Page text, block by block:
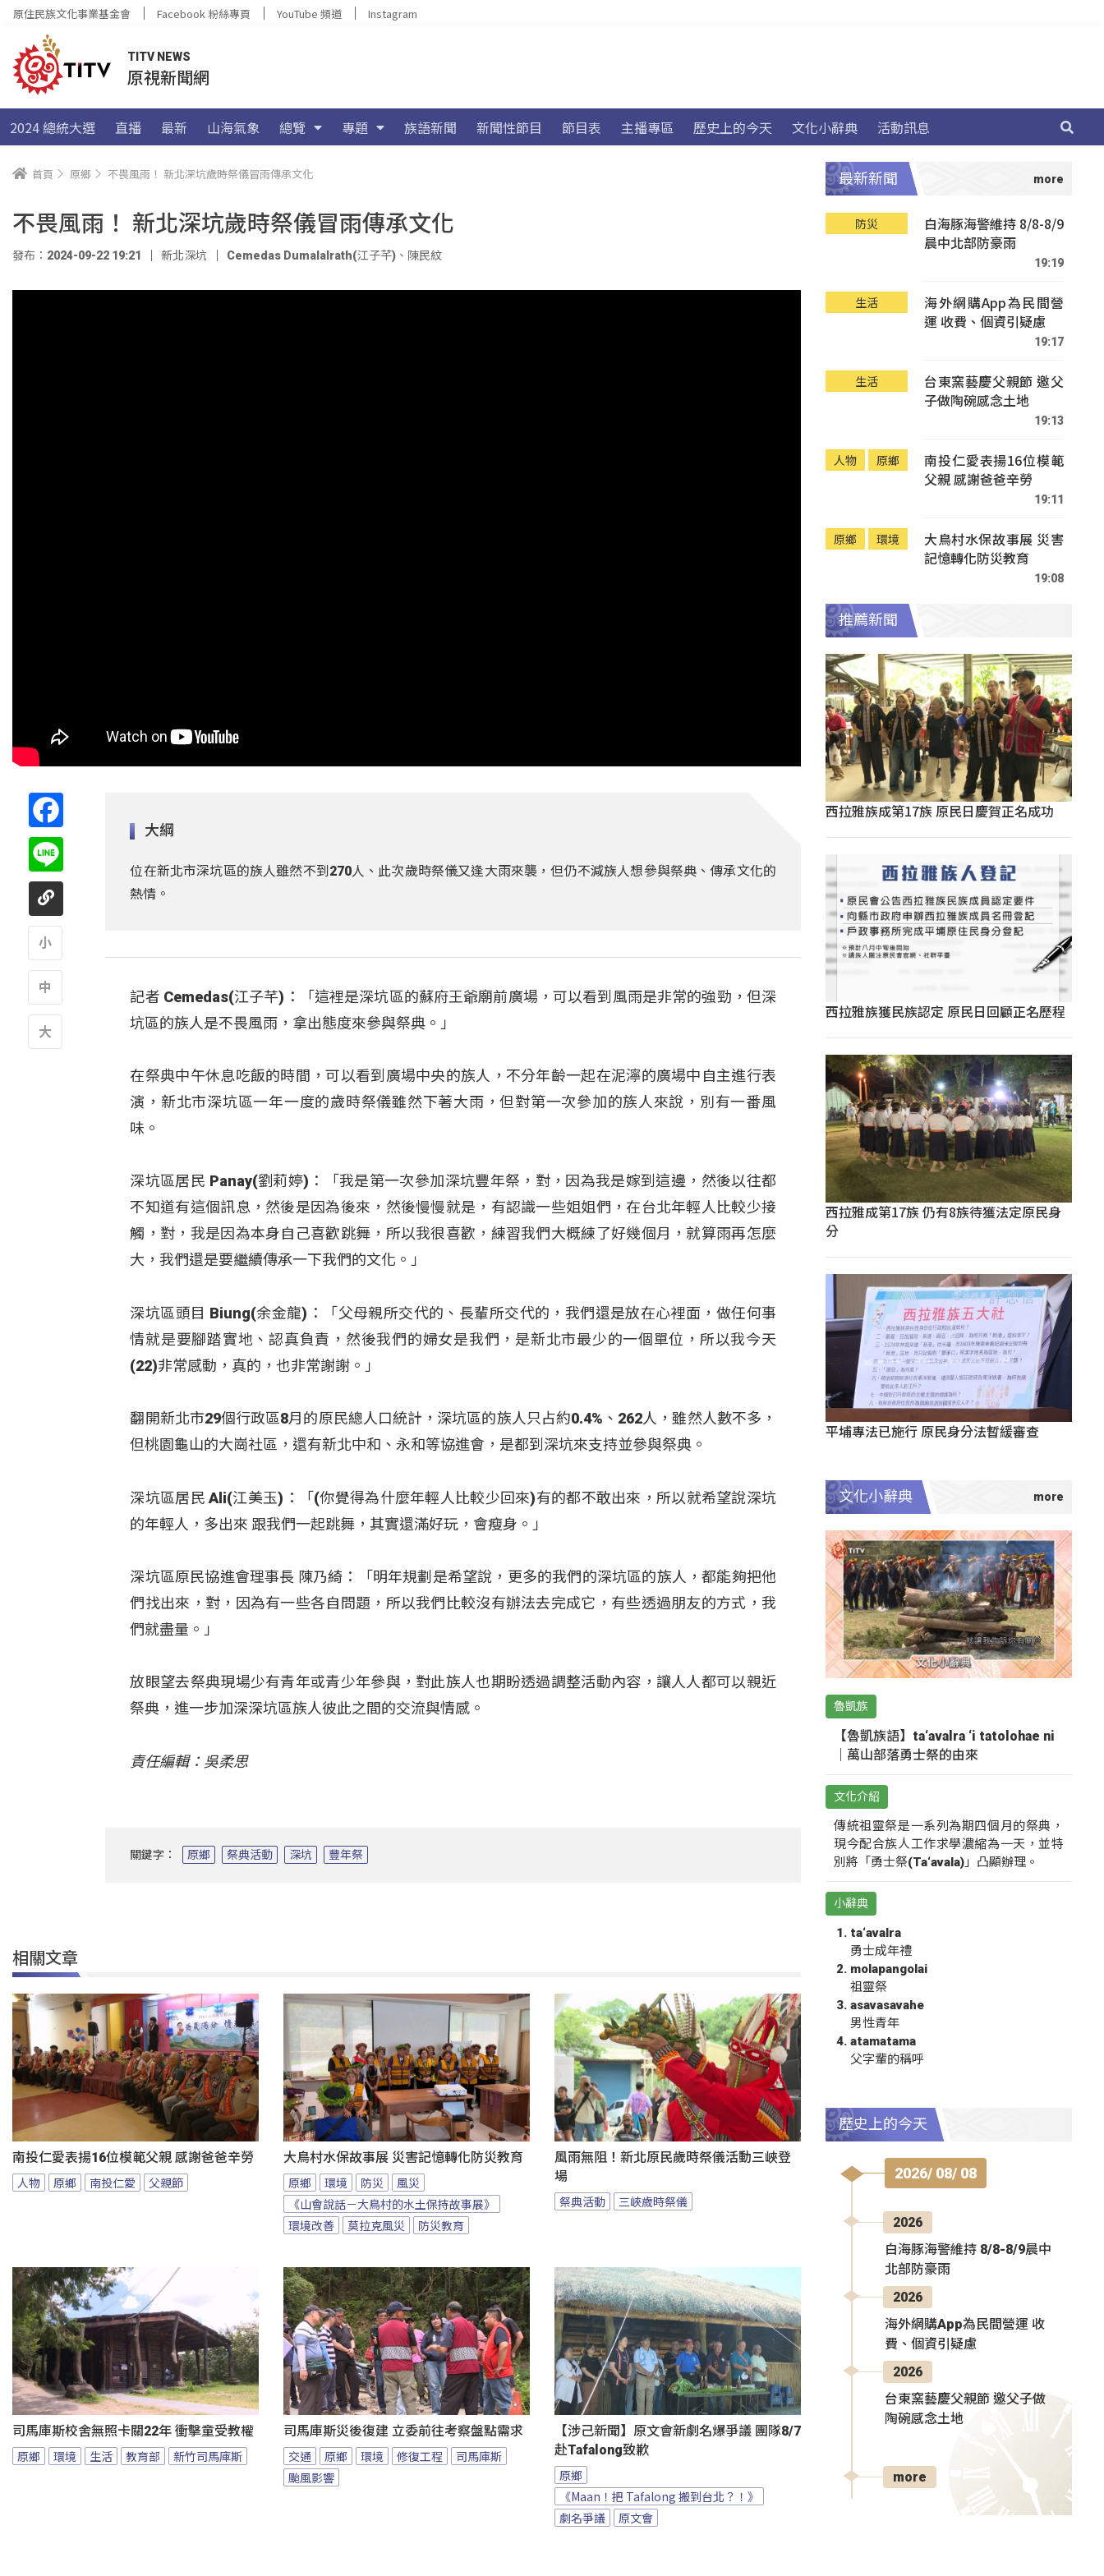
原住民族文化事業基金會 Facebook 粉絲專頁 YouTube 頻道 Instagram
TITV NEWS
原視新聞網
2024 總統大選 直播 最新 山海氣象 總覽 專題 族語新聞 新聞性節目 節目表 主播專區 歷史上的今天 文化小辭典 活動訊息
首頁 原鄉 不畏風雨！ 新北深坑歲時祭儀冒雨傳承文化
不畏風雨！ 新北深坑歲時祭儀冒雨傳承文化
發布：2024-09-22 19:21 新北深坑 Cemedas Dumalalrath(江子芊) 、 陳民紋
大綱
位在新北市深坑區的族人雖然不到270人、此次歲時祭儀又逢大雨來襲，但仍不減族人想參與祭典、傳承文化的
熱情。
記者 Cemedas(江子芊)：「這裡是深坑區的蘇府王爺廟前廣場，可以看到風雨是非常的強勁，但深
坑區的族人是不畏風雨，拿出態度來參與祭典。」
在祭典中午休息吃飯的時間，可以看到廣場中央的族人，不分年齡一起在泥濘的廣場中自主進行表
演，新北市深坑區一年一度的歲時祭儀雖然下著大雨，但對第一次參加的族人來說，別有一番風
味。
深坑區居民 Panay(劉莉婷)：「我是第一次參加深坑豐年祭，對，因為我是嫁到這邊，然後以往都
不知道有這個訊息，然後是因為後來，然後慢慢就是，有認識一些姐姐們，在台北年輕人比較少接
觸，對，我是因為本身自己喜歡跳舞，所以我很喜歡，練習我們大概練了好幾個月，就算雨再怎麼
大，我們還是要繼續傳承一下我們的文化。」
深坑區頭目 Biung(余金龍)：「父母親所交代的、長輩所交代的，我們還是放在心裡面，做任何事
情就是要腳踏實地、認真負責，然後我們的婦女是我們，是新北市最少的一個單位，所以我今天
(22)非常感動，真的，也非常謝謝。」
翻開新北市29個行政區8月的原民總人口統計，深坑區的族人只占約0.4%、262人，雖然人數不多，
但桃園龜山的大崗社區，還有新北中和、永和等協進會，是都到深坑來支持並參與祭典。
深坑區居民 Ali(江美玉)：「(你覺得為什麼年輕人比較少回來)有的都不敢出來，所以就希望說深坑
的年輕人，多出來 跟我們一起跳舞，其實還滿好玩，會瘦身。」
深坑區原民協進會理事長 陳乃綺：「明年規劃是希望說，更多的我們的深坑區的族人，都能夠把他
們找出來，對，因為有一些各自問題，所以我們比較沒有辦法去完成它，有些透過朋友的方式，我
們就盡量。」
放眼望去祭典現場少有青年或青少年參與，對此族人也期盼透過調整活動內容，讓人人都可以親近
祭典，進一步加深深坑區族人彼此之間的交流與情感。
責任編輯：吳柔思
關鍵字： 原鄉 祭典活動 深坑 豐年祭
相關文章
南投仁愛表揚16位模範父親 感謝爸爸辛勞
人物 原鄉 南投仁愛 父親節
大鳥村水保故事展 災害記憶轉化防災教育
原鄉 環境 防災
風災
《山會說話－大鳥村的水土保持故事展》
環境改善
莫拉克風災 防災教育
風雨無阻！新北原民歲時祭儀活動三峽登
場
祭典活動 三峽歲時祭儀
司馬庫斯校舍無照卡關22年 衝擊童受教權
原鄉 環境 生活 教育部 新竹司馬庫斯
司馬庫斯災後復建 立委前往考察盤點需求
交通 原鄉 環境 修復工程
司馬庫斯
颱風影響
【涉己新聞】原文會新劇名爆爭議 團隊8/7
赴Tafalong致歉
原鄉
《Maan！把 Tafalong 搬到台北？！》
劇名爭議
原文會
最新新聞
防災
白海豚海警維持 8/8-8/9
晨中北部防豪雨
19:19
生活
海外網購App為民間營
運 收費、個資引疑慮
19:17
生活
台東窯藝慶父親節 邀父
子做陶碗感念土地
19:13
人物 原鄉
南投仁愛表揚16位模範
父親 感謝爸爸辛勞
19:11
原鄉 環境
大鳥村水保故事展 災害
記憶轉化防災教育
19:08
推薦新聞
西拉雅族成第17族 原民日慶賀正名成功
西拉雅族獲民族認定 原民日回顧正名歷程
西拉雅成第17族 仍有8族待獲法定原民身
分
平埔專法已施行 原民身分法暫緩審查
文化小辭典
魯凱族
【魯凱族語】ta‘avalra ‘i tatolohae ni
｜萬山部落勇士祭的由來
文化介紹
傳統祖靈祭是一系列為期四個月的祭典，
現今配合族人工作求學濃縮為一天，並特
別將「勇士祭(Ta‘avala)」凸顯辦理。
小辭典
ta‘avalra
勇士成年禮
molapangolai
祖靈祭
asavasavahe
男性青年
atamatama
父字輩的稱呼
歷史上的今天
2026/ 08/ 08
2026
白海豚海警維持 8/8-8/9晨中
北部防豪雨
2026
海外網購App為民間營運 收
費、個資引疑慮
2026
台東窯藝慶父親節 邀父子做
陶碗感念土地
more